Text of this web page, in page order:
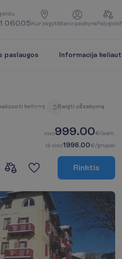
entu
06005Kur įsigytiMano paskyraPalyginti
paslaugos Informacija
alizuoti kelionę 3 Baigti užsakymą
nuo999.00€/asm.
Iš viso1998.00€/grupei
Rinktis